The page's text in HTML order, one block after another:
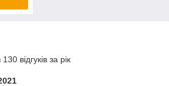
відгуків за рік